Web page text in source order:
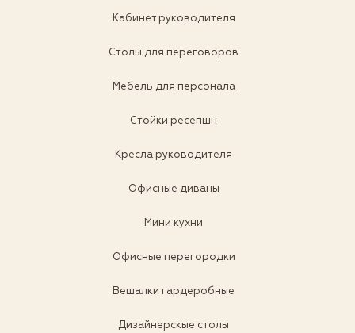
Кабинет руководителя
Столы для переговоров
Мебель для персонала
Стойки ресепшн
Кресла руководителя
Офисные диваны
Мини кухни
Офисные перегородки
Вешалки гардеробные
Дизайнерскые столы